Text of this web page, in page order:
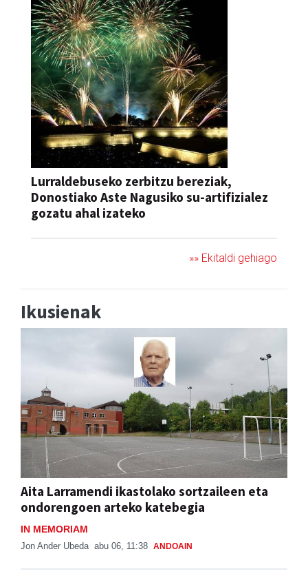
Lurraldebuseko zerbitzu bereziak,
Donostiako Aste Nagusiko su-artifizialez
gozatu ahal izateko
»» Ekitaldi gehiago
Ikusienak
Aita Larramendi ikastolako sortzaileen eta
ondorengoen arteko katebegia
IN MEMORIAM
Jon Ander Ubeda abu 06, 11:38 ANDOAIN